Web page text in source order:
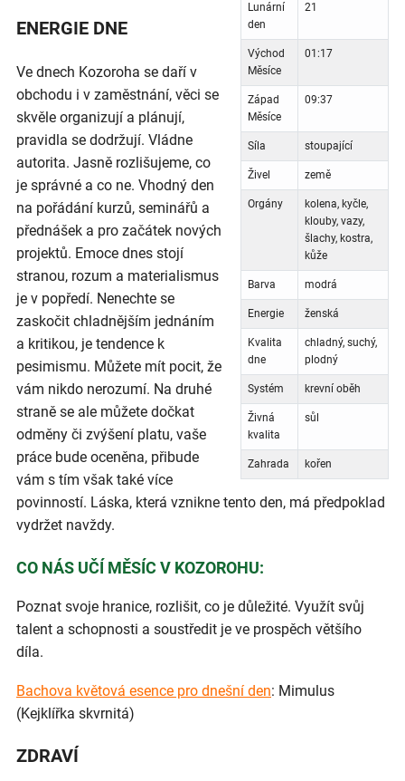
Lunární
den
21
Východ
Měsíce
01:17
Západ
Měsíce
09:37
Síla stoupající
Živel země
Orgány
kolena, kyčle,
klouby, vazy,
šlachy, kostra,
kůže
Barva modrá
Energie ženská
Kvalita
dne
chladný, suchý,
plodný
Systém krevní oběh
Živná
kvalita
sůl
Zahrada kořen
ENERGIE DNE
Ve dnech Kozoroha se daří v
obchodu i v zaměstnání, věci se
skvěle organizují a plánují,
pravidla se dodržují. Vládne
autorita. Jasně rozlišujeme, co
je správné a co ne. Vhodný den
na pořádání kurzů, seminářů a
přednášek a pro začátek nových
projektů. Emoce dnes stojí
stranou, rozum a materialismus
je v popředí. Nenechte se
zaskočit chladnějším jednáním
a kritikou, je tendence k
pesimismu. Můžete mít pocit, že
vám nikdo nerozumí. Na druhé
straně se ale můžete dočkat
odměny či zvýšení platu, vaše
práce bude oceněna, přibude
vám s tím však také více
povinností. Láska, která vznikne tento den, má předpoklad
vydržet navždy.
CO NÁS UČÍ MĚSÍC V KOZOROHU:
Poznat svoje hranice, rozlišit, co je důležité. Využít svůj
talent a schopnosti a soustředit je ve prospěch většího
díla.
Bachova květová esence pro dnešní den: Mimulus
(Kejklířka skvrnitá)
ZDRAVÍ